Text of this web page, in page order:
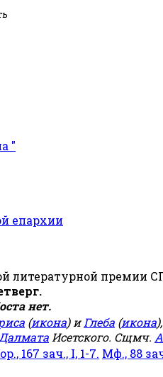
"
епархии
литературной премии
нет.
(икона) иГлеба (икона
Далмата Исетского. Сщмч.
167 зач., I, 1-7. Мф., 88